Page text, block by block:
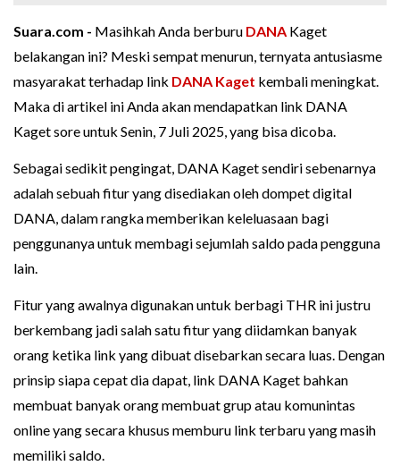
Suara.com - Masihkah Anda berburu DANA Kaget
belakangan ini? Meski sempat menurun, ternyata antusiasme
masyarakat terhadap link DANA Kaget kembali meningkat.
Maka di artikel ini Anda akan mendapatkan link DANA
Kaget sore untuk Senin, 7 Juli 2025, yang bisa dicoba.
Sebagai sedikit pengingat, DANA Kaget sendiri sebenarnya
adalah sebuah fitur yang disediakan oleh dompet digital
DANA, dalam rangka memberikan keleluasaan bagi
penggunanya untuk membagi sejumlah saldo pada pengguna
lain.
Fitur yang awalnya digunakan untuk berbagi THR ini justru
berkembang jadi salah satu fitur yang diidamkan banyak
orang ketika link yang dibuat disebarkan secara luas. Dengan
prinsip siapa cepat dia dapat, link DANA Kaget bahkan
membuat banyak orang membuat grup atau komunintas
online yang secara khusus memburu link terbaru yang masih
memiliki saldo.